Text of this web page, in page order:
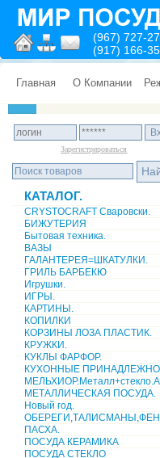
(967) 727-
(917) 166-
Главная О Компании
Зарегистрироваться
КАТАЛОГ.
CRYSTOCRAFT Сваровски.
БИЖУТЕРИЯ
Бытовая техника.
ВАЗЫ
ГАЛАНТЕРЕЯ=ШКАТУЛКИ.
ГРИЛЬ БАРБЕКЮ
Игрушки.
ИГРЫ.
КАРТИНЫ.
КОПИЛКИ
КОРЗИНЫ ЛОЗА ПЛАСТИК.
КРУЖКИ.
КУКЛЫ ФАРФОР.
КУХОННЫЕ
МЕТАЛЛИЧЕСКАЯ ПОСУДА.
Новый год.
ПАСХА.
ПОСУДА КЕРАМИКА
ПОСУДА СТЕКЛО